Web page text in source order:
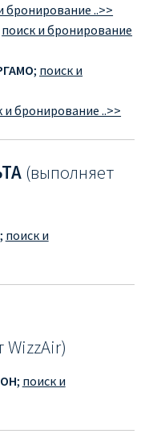
ЦЕНЫ |
ОНЛАЙН
бронирование ..>>
поиск и бронирование
; поиск и
и бронирование ..>>
(выполняет
; поиск и
; поиск и